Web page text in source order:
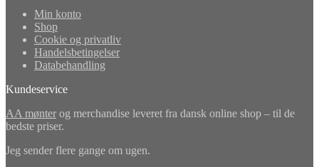
Min konto
Shop
Cookie og privatliv
Handelsbetingelser
Databehandling
Kundeservice
AA mønter og merchandise leveret fra dansk online shop – til de
bedste priser.
Jeg sender flere gange om ugen.